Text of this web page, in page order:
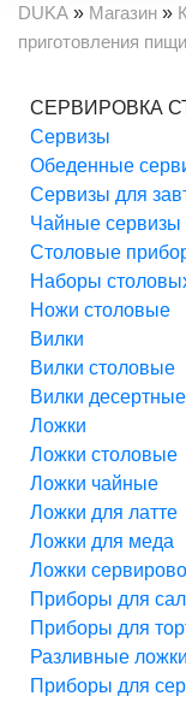
DUKA » Магазин »
приготовления пищи
СЕРВИРОВКА
Cервизы
Обеденные
Сервизы для
Чайные сервизы
Столовые
Наборы
Ножи столовые
Вилки
Вилки столовые
Вилки десертные
Ложки
Ложки столовые
Ложки чайные
Ложки для латте
Ложки для меда
Ложки
Приборы для
Приборы для
Разливные
Приборы для